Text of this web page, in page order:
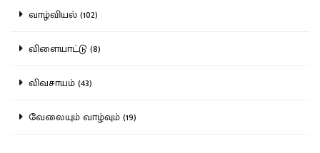
வாழ்வியல் (102)
விளையாட்டு (8)
விவசாயம் (43)
வேலையும் வாழ்வும் (19)